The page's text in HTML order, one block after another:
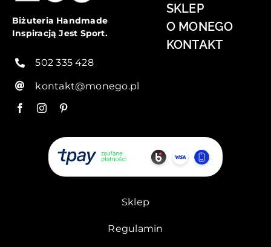
Biżuteria Handmade
Inspiracją Jest Sport.
502 335 428
kontakt@monego.pl
SKLEP
O MONEGO
KONTAKT
Sklep
Regulamin